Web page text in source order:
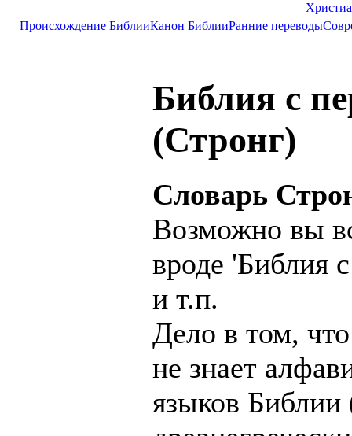
Происхождение БиблииКанон БиблииРанние переводы
Библия с
(Стронг)
Словарь
Возможно вы
вроде 'Библия
и т.п.
Дело в том,
не знает
языков Библии